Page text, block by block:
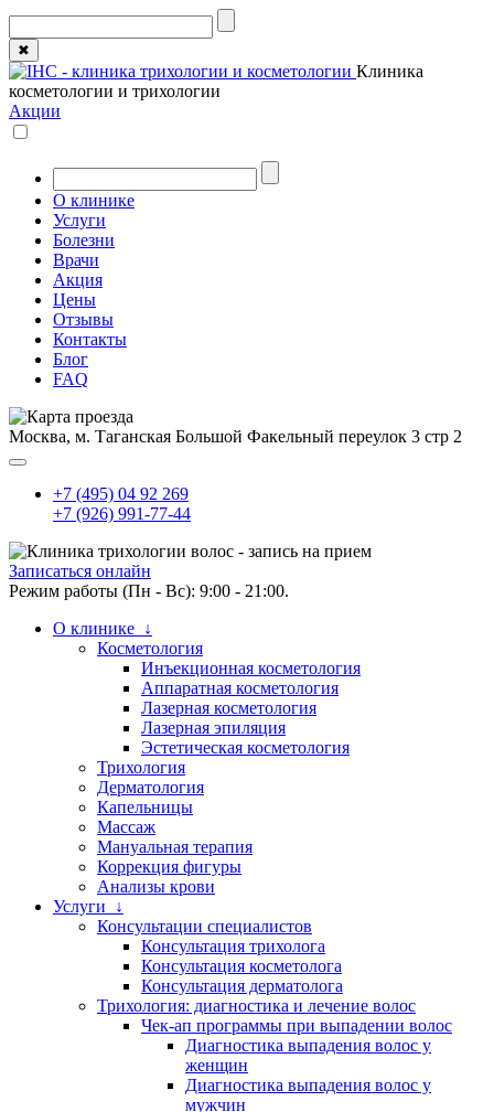
✖
Клиника
косметологии и трихологии
Акции
О клинике
Услуги
Болезни
Врачи
Акция
Цены
Отзывы
Контакты
Блог
FAQ
Москва, м. Таганская Большой Факельный переулок 3 стр 2
+7 (495) 04 92 269
+7 (926) 991-77-44
Записаться онлайн
Режим работы (Пн - Вс): 9:00 - 21:00.
О клинике ↓
Косметология
Инъекционная косметология
Аппаратная косметология
Лазерная косметология
Лазерная эпиляция
Эстетическая косметология
Трихология
Дерматология
Капельницы
Массаж
Мануальная терапия
Коррекция фигуры
Анализы крови
Услуги ↓
Консультации специалистов
Консультация трихолога
Консультация косметолога
Консультация дерматолога
Трихология: диагностика и лечение волос
Чек-ап программы при выпадении волос
Диагностика выпадения волос у
женщин
Диагностика выпадения волос у
мужчин